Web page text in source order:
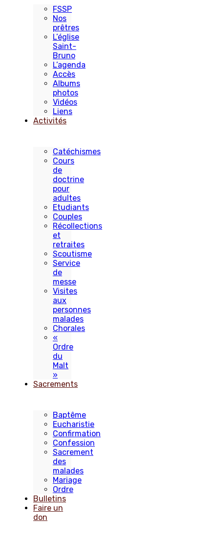
FSSP
Nos
prêtres
L’église
Saint-
Bruno
L’agenda
Accès
Albums
photos
Vidéos
Liens
Activités
Catéchismes
Cours
de
doctrine
pour
adultes
Etudiants
Couples
Récollections
et
retraites
Scoutisme
Service
de
messe
Visites
aux
personnes
malades
Chorales
«
Ordre
du
Malt
»
Sacrements
Baptême
Eucharistie
Confirmation
Confession
Sacrement
des
malades
Mariage
Ordre
Bulletins
Faire un
don